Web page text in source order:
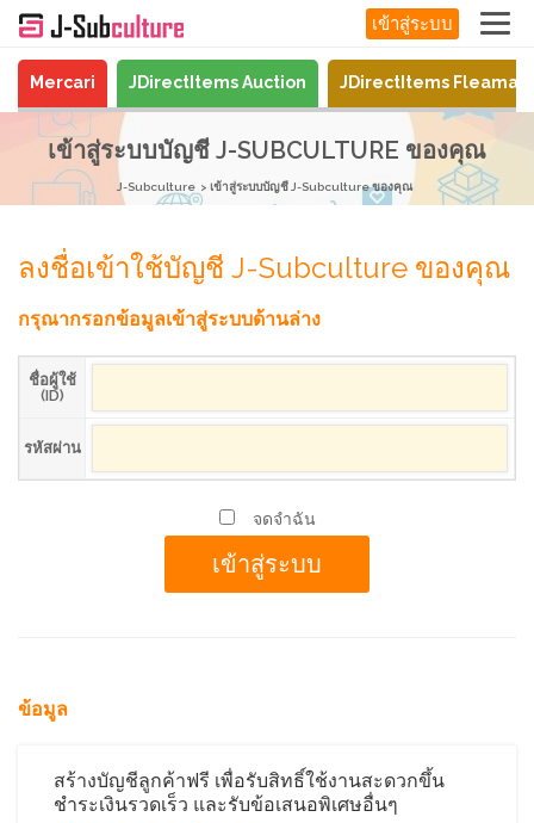
เข้าสู่ระบบ
Mercari JDirectItems Auction JDirectItems
เข้าสู่ระบบบัญชี J-SUBCULTURE ของคุณ
J-Subculture เข้าสู่ระบบบัญชี J-Subculture ของคุณ
ลงชื่อเข้าใช้บัญชี J-Subculture ของคุณ
กรุณากรอกข้อมูลเข้าสู่ระบบด้านล่าง
ชื่อผู้ใช้
(ID)
รหัสผ่าน
จดจำฉัน
ข้อมูล
สร้างบัญชีลูกค้าฟรี เพื่อรับสิทธิ์ใช้งานสะดวกขึ้น
ชำระเงินรวดเร็ว และรับข้อเสนอพิเศษอื่นๆ